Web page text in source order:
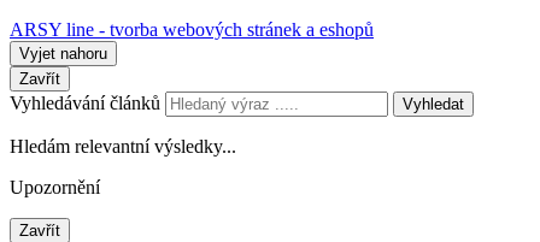
ARSY line - tvorba webových stránek a eshopů
Vyjet nahoru
Zavřít
Vyhledávání článků Vyhledat
Hledám relevantní výsledky...
Upozornění
Zavřít